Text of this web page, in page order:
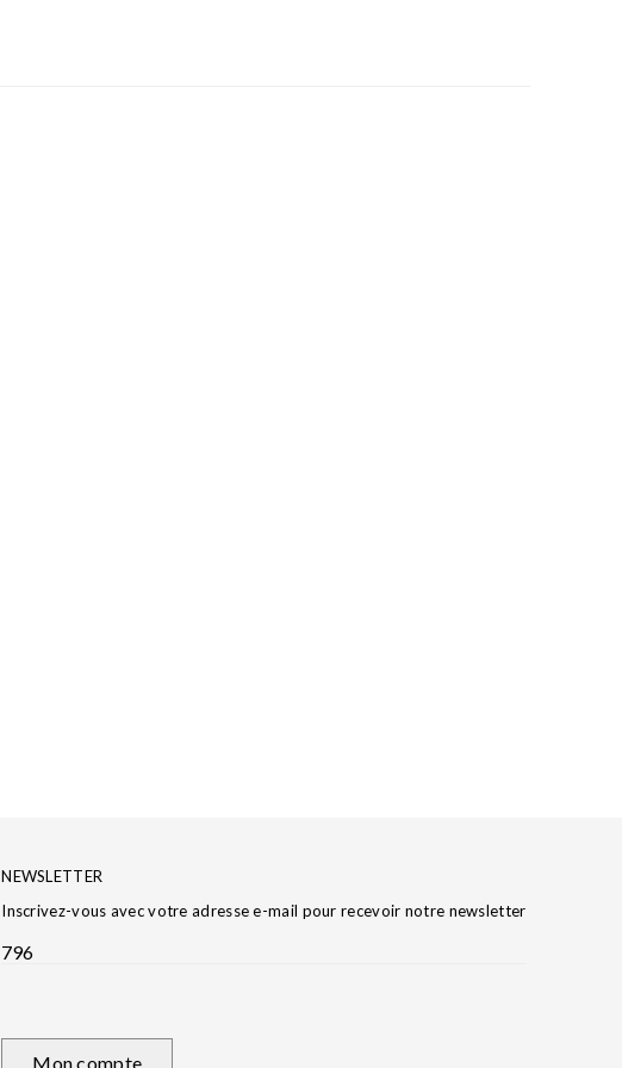
NEWSLETTER
Inscrivez-vous avec votre adresse e-mail pour recevoir notre newsletter
796
Mon compte